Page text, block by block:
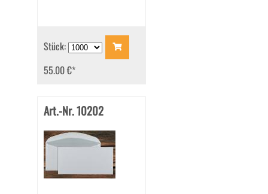
Stück:
55.00 €*
Art.-Nr. 10202